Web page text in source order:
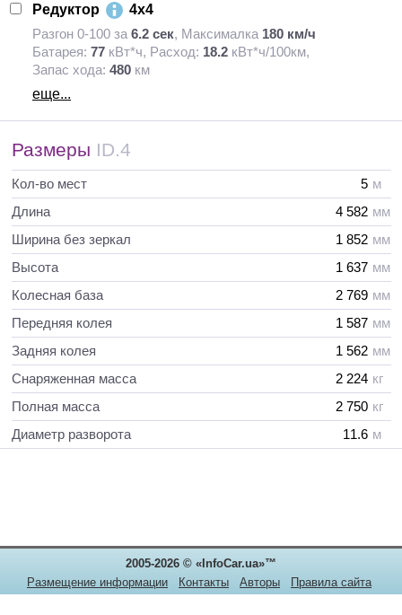
Редуктор
4x4
Разгон 0-100 за 6.2 сек, Максималка 180 км/ч
Батарея: 77 кВт*ч, Расход: 18.2 кВт*ч/100км,
Запас хода: 480 км
еще...
Размеры ID.4
Кол-во мест 5 м
Длина
4 582 мм
Ширина без зеркал
1 852 мм
Высота
1 637 мм
Колесная база
2 769 мм
Передняя колея
1 587 мм
Задняя колея
1 562 мм
Снаряженная масса
2 224 кг
Полная масса
2 750 кг
Диаметр разворота
11.6 м
2005-2026 © «InfoCar.ua»™
Размещение информации
Контакты Авторы
Правила сайта